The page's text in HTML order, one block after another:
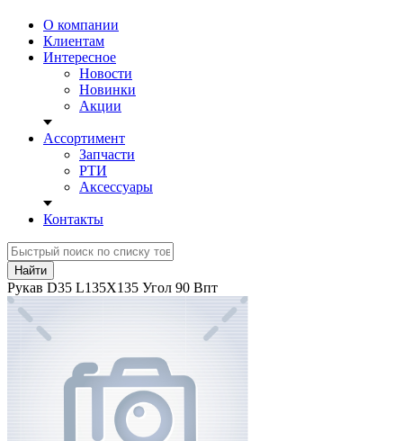
О компании
Клиентам
Интересное
Новости
Новинки
Акции
Ассортимент
Запчасти
РТИ
Аксессуары
Контакты
Найти
Рукав D35 L135Х135 Угол 90 Впт